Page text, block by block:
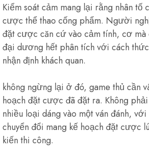
Kiểm soát cảm mang lại rằng nhân tố
cược thể thao cống phẩm. Người
đặt cược căn cứ vào cảm tính, cơ mà
đại dương hết phân tích với cách
nhận định khách quan.
không ngừng lại ở đó, game thủ cần
hoạch đặt cược đã đặt ra. Không
nhiều loại dáng vào một ván đánh,
chuyển đổi mang kế hoạch đặt cược
kiến thi công.